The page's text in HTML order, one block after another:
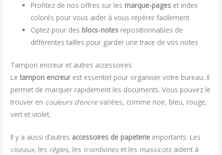
Profitez de nos offres sur les marque-pages et index
colorés pour vous aider à vous repérer facilement
Optez pour des blocs-notes repositionnables de
différentes tailles pour garder une trace de vos notes
Tampon encreur et autres accessoires
Letampon encreurest essentiel pour organiser votre bureau. Il
permet de marquer rapidement les documents. Vous pouvez le
trouver en couleurs d’encre variées, comme noir, bleu, rouge,
vert et violet.
Il y a aussi d’autres accessoires de papeterie importants. Les
ciseaux, les règles, les tromboneset les massicotsaident à